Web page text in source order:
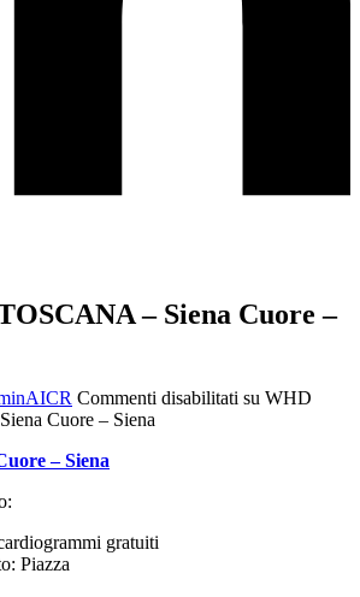
– Siena Cuore –
Commenti disabilitati su WHD
Cuore – Siena
– Siena
gratuiti
Piazza